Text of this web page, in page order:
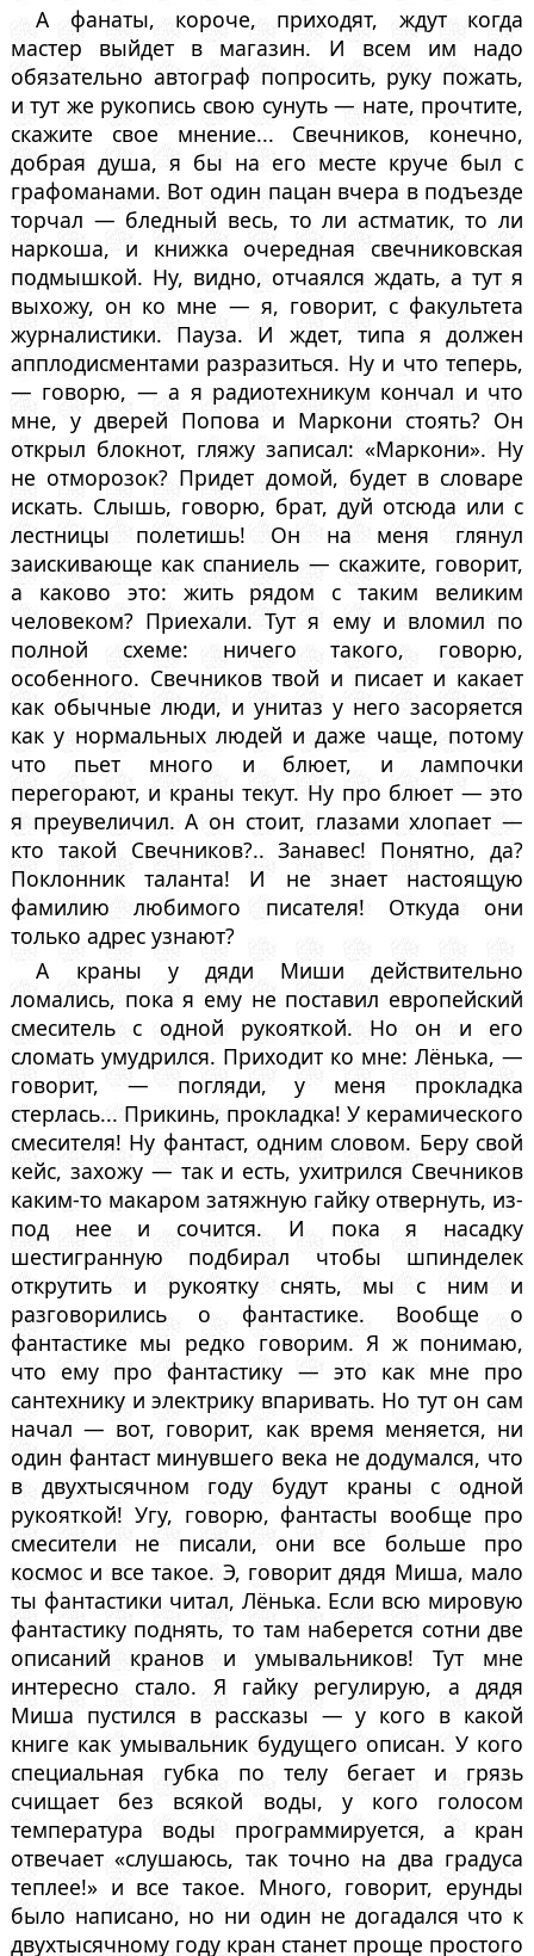
А фанаты, короче, приходят, ждут когда
мастер выйдет в магазин. И всем им надо
обязательно автограф попросить, руку пожать,
и тут же рукопись свою сунуть — нате, прочтите,
скажите свое мнение... Свечников, конечно,
добрая душа, я бы на его месте круче был с
графоманами. Вот один пацан вчера в подъезде
торчал — бледный весь, то ли астматик, то ли
наркоша, и книжка очередная свечниковская
подмышкой. Ну, видно, отчаялся ждать, а тут я
выхожу, он ко мне — я, говорит, с факультета
журналистики. Пауза. И ждет, типа я должен
апплодисментами разразиться. Ну и что теперь,
— говорю, — а я радиотехникум кончал и что
мне, у дверей Попова и Маркони стоять? Он
открыл блокнот, гляжу записал: «Маркони». Ну
не отморозок? Придет домой, будет в словаре
искать. Слышь, говорю, брат, дуй отсюда или с
лестницы полетишь! Он на меня глянул
заискивающе как спаниель — скажите, говорит,
а каково это: жить рядом с таким великим
человеком? Приехали. Тут я ему и вломил по
полной схеме: ничего такого, говорю,
особенного. Свечников твой и писает и какает
как обычные люди, и унитаз у него засоряется
как у нормальных людей и даже чаще, потому
что пьет много и блюет, и лампочки
перегорают, и краны текут. Ну про блюет — это
я преувеличил. А он стоит, глазами хлопает —
кто такой Свечников?.. Занавес! Понятно, да?
Поклонник таланта! И не знает настоящую
фамилию любимого писателя! Откуда они
только адрес узнают?
А краны у дяди Миши действительно
ломались, пока я ему не поставил европейский
смеситель с одной рукояткой. Но он и его
сломать умудрился. Приходит ко мне: Лёнька, —
говорит, — погляди, у меня прокладка
стерлась... Прикинь, прокладка! У керамического
смесителя! Ну фантаст, одним словом. Беру свой
кейс, захожу — так и есть, ухитрился Свечников
каким-то макаром затяжную гайку отвернуть, из-
под нее и сочится. И пока я насадку
шестигранную подбирал чтобы шпинделек
открутить и рукоятку снять, мы с ним и
разговорились о фантастике. Вообще о
фантастике мы редко говорим. Я ж понимаю,
что ему про фантастику — это как мне про
сантехнику и электрику впаривать. Но тут он сам
начал — вот, говорит, как время меняется, ни
один фантаст минувшего века не додумался, что
в двухтысячном году будут краны с одной
рукояткой! Угу, говорю, фантасты вообще про
смесители не писали, они все больше про
космос и все такое. Э, говорит дядя Миша, мало
ты фантастики читал, Лёнька. Если всю мировую
фантастику поднять, то там наберется сотни две
описаний кранов и умывальников! Тут мне
интересно стало. Я гайку регулирую, а дядя
Миша пустился в рассказы — у кого в какой
книге как умывальник будущего описан. У кого
специальная губка по телу бегает и грязь
счищает без всякой воды, у кого голосом
температура воды программируется, а кран
отвечает «слушаюсь, так точно на два градуса
теплее!» и все такое. Много, говорит, ерунды
было написано, но ни один не догадался что к
двухтысячному году кран станет проще простого